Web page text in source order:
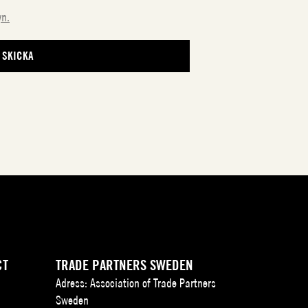
TRADE PARTNERS SWEDEN
Adress: Association of Trade Partners
Sweden